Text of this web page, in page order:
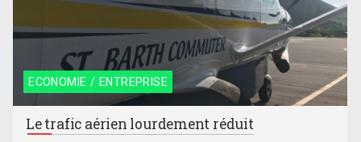
ECONOMIE / ENTREPRISE
Le trafic aérien lourdement réduit